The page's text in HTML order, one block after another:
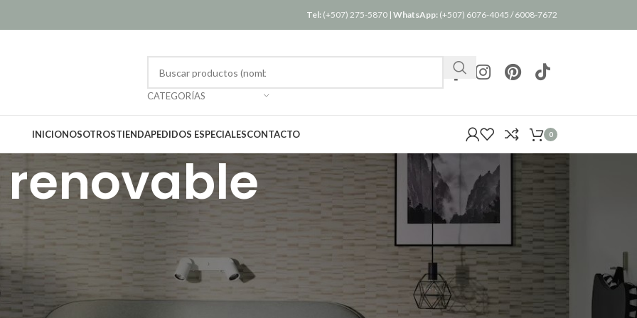
Tel: (+507) 275-5870 | WhatsApp: (+507) 6076-4045 /6008-7672
CATEGORÍAS
INICIONOSOTROSTIENDAPEDIDOS ESPECIALESCONTACTO 0
renovable
Mostrar